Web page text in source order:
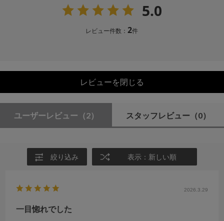
5.0
レビュー件数：2件
レビューを閉じる
ユーザーレビュー （2） スタッフレビュー （0）
絞り込み 表示：新しい順
2026.3.29
一目惚れでした